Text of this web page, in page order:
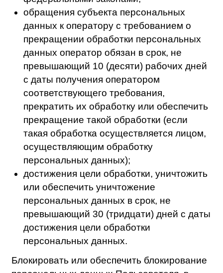
СВЕДЕНИЯ ОБ ОПЕРАТОРЕ
Автономная некоммерческая
профессиональная образовательная
организация “Колледж городских
предпринимателей”
Юридический адрес: 197198, Россия, г.
Санкт-Петербург, вн.тер.г Муниципальный
Округ Кронверкское, Большой П.С. Пр-кт, д.
43, Литера А, помещение 6н
ИНН 7813668446
КПП 781301001
ОГРН 1227800146529
Электронный адрес: priem@biscollege.ru